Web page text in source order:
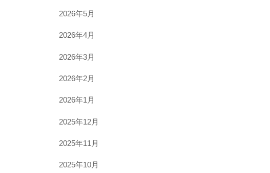
2026年5月
2026年4月
2026年3月
2026年2月
2026年1月
2025年12月
2025年11月
2025年10月